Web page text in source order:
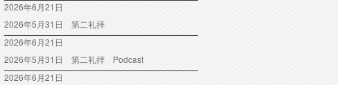
2026年6月21日
2026年5月31日 第二礼拝
2026年6月21日
2026年5月31日 第二礼拝 Podcast
2026年6月21日